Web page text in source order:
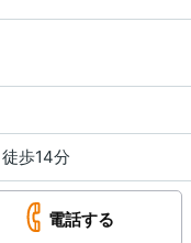
徒歩14分
電話する